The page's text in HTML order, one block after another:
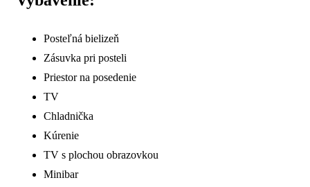
Posteľná bielizeň
Zásuvka pri posteli
Priestor na posedenie
TV
Chladnička
Kúrenie
TV s plochou obrazovkou
Minibar